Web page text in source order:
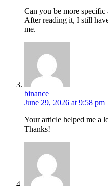
Can you be more
After reading it, I still
me.
binance
June 29, 2026 at 9:58 pm
Your article helped me a
Thanks!